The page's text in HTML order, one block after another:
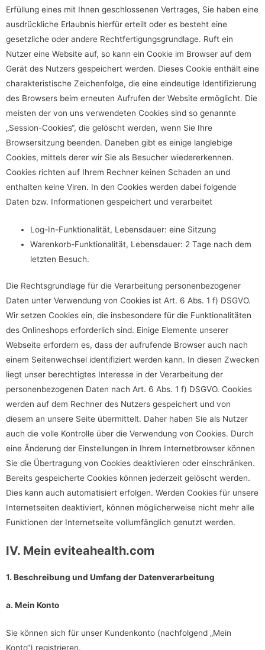
Erfüllung eines mit Ihnen geschlossenen Vertrages, Sie haben eine
ausdrückliche Erlaubnis hierfür erteilt oder es besteht eine
gesetzliche oder andere Rechtfertigungsgrundlage. Ruft ein
Nutzer eine Website auf, so kann ein Cookie im Browser auf dem
Gerät des Nutzers gespeichert werden. Dieses Cookie enthält eine
charakteristische Zeichenfolge, die eine eindeutige Identifizierung
des Browsers beim erneuten Aufrufen der Website ermöglicht. Die
meisten der von uns verwendeten Cookies sind so genannte
„Session-Cookies“, die gelöscht werden, wenn Sie Ihre
Browsersitzung beenden. Daneben gibt es einige langlebige
Cookies, mittels derer wir Sie als Besucher wiedererkennen.
Cookies richten auf Ihrem Rechner keinen Schaden an und
enthalten keine Viren. In den Cookies werden dabei folgende
Daten bzw. Informationen gespeichert und verarbeitet
Log-In-Funktionalität, Lebensdauer: eine Sitzung
Warenkorb-Funktionalität, Lebensdauer: 2 Tage nach dem
letzten Besuch.
Die Rechtsgrundlage für die Verarbeitung personenbezogener
Daten unter Verwendung von Cookies ist Art. 6 Abs. 1 f) DSGVO.
Wir setzen Cookies ein, die insbesondere für die Funktionalitäten
des Onlineshops erforderlich sind. Einige Elemente unserer
Webseite erfordern es, dass der aufrufende Browser auch nach
einem Seitenwechsel identifiziert werden kann. In diesen Zwecken
liegt unser berechtigtes Interesse in der Verarbeitung der
personenbezogenen Daten nach Art. 6 Abs. 1 f) DSGVO. Cookies
werden auf dem Rechner des Nutzers gespeichert und von
diesem an unsere Seite übermittelt. Daher haben Sie als Nutzer
auch die volle Kontrolle über die Verwendung von Cookies. Durch
eine Änderung der Einstellungen in Ihrem Internetbrowser können
Sie die Übertragung von Cookies deaktivieren oder einschränken.
Bereits gespeicherte Cookies können jederzeit gelöscht werden.
Dies kann auch automatisiert erfolgen. Werden Cookies für unsere
Internetseiten deaktiviert, können möglicherweise nicht mehr alle
Funktionen der Internetseite vollumfänglich genutzt werden.
IV. Mein eviteahealth.com
1. Beschreibung und Umfang der Datenverarbeitung
a. Mein Konto
Sie können sich für unser Kundenkonto (nachfolgend „Mein
Konto“) registrieren.